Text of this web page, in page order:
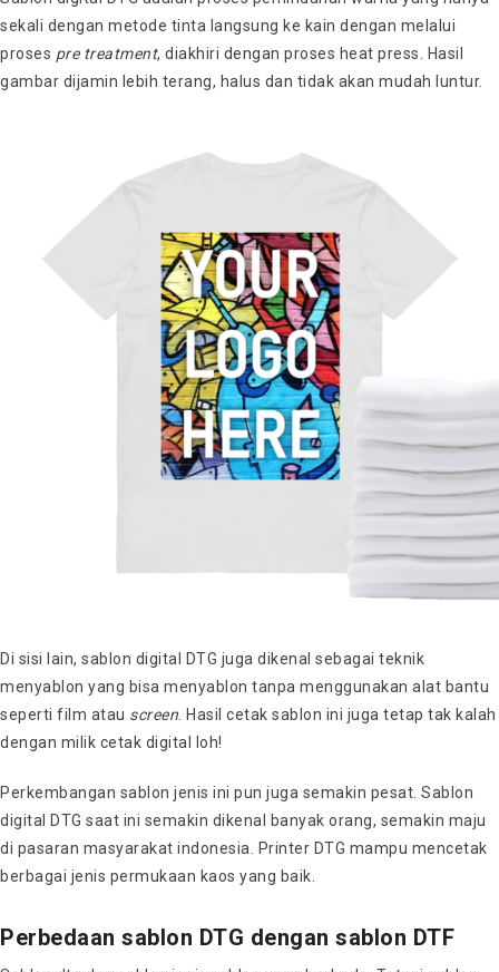
sekali dengan metode tinta langsung ke kain dengan melalui
proses pre treatment, diakhiri dengan proses heat press. Hasil
gambar dijamin lebih terang, halus dan tidak akan mudah luntur.
Di sisi lain, sablon digital DTG juga dikenal sebagai teknik
menyablon yang bisa menyablon tanpa menggunakan alat bantu
seperti film atau screen . Hasil cetak sablon ini juga tetap tak kalah
dengan milik cetak digital loh!
Perkembangan sablon jenis ini pun juga semakin pesat. Sablon
digital DTG saat ini semakin dikenal banyak orang, semakin maju
di pasaran masyarakat indonesia. Printer DTG mampu mencetak
berbagai jenis permukaan kaos yang baik.
Perbedaan sablon DTG dengan sablon DTF